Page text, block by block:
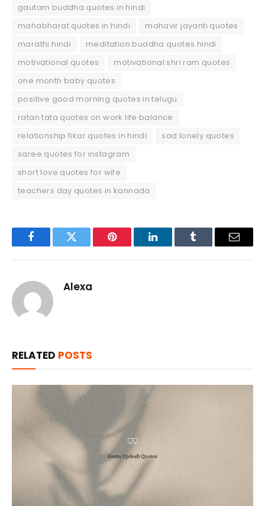
gautam buddha quotes in hindi
mahabharat quotes in hindi
mahavir jayanti quotes
marathi hindi
meditation buddha quotes hindi
motivational quotes
motivational shri ram quotes
one month baby quotes
positive good morning quotes in telugu
ratan tata quotes on work life balance
relationship fikar quotes in hindi
sad lonely quotes
saree quotes for instagram
short love quotes for wife
teachers day quotes in kannada
FacebookTwitter Pinterest LinkedInTumblr Email
Alexa
RELATED POSTS